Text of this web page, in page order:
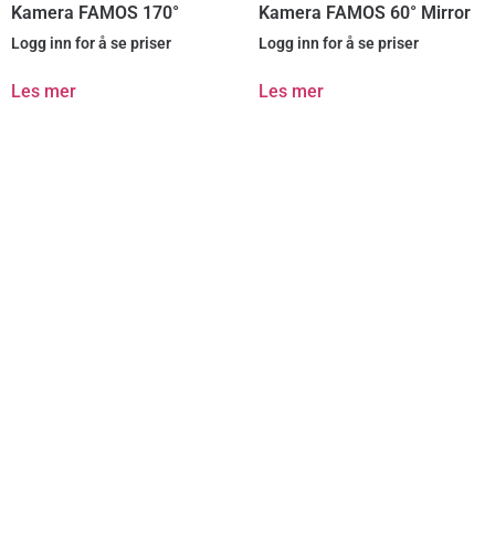
Kamera FAMOS 170°
Logg inn for å se priser
Les mer
Kamera FAMOS 60° Mirror
Logg inn for å se priser
Les mer